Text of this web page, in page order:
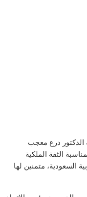
الدكتور درع معجب
الثقة الملكية
السعودية، متمنين لها